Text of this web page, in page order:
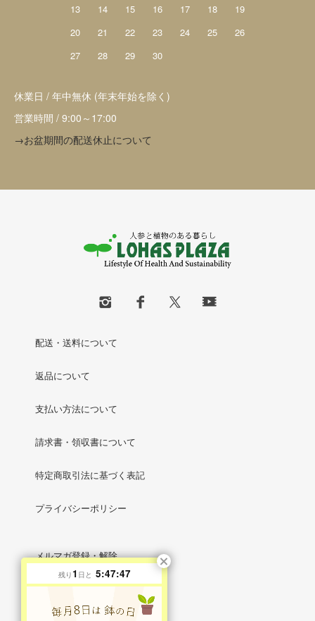
13
14 15 16 17 18
19
20
21 22 23 24 25
26
27
28 29 30
休業日 / 年中無休 (年末年始を除く)
営業時間 / 9:00～17:00
→お盆期間の配送休止について
配送・送料について
返品について
支払い方法について
請求書・領収書について
特定商取引法に基づく表記
プライバシーポリシー
メルマガ登録・解除
RSS/ATOM
残り 1 日と 5:47:46